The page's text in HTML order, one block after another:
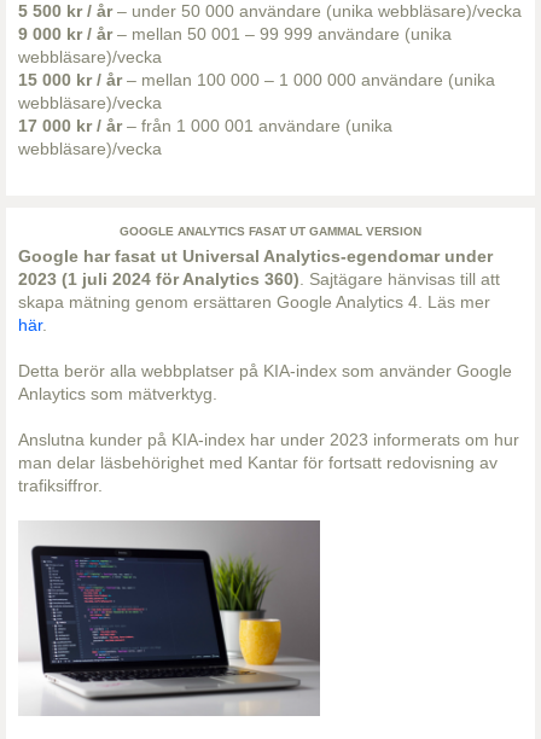
5 500 kr / år– under 50 000 användare (unika webbläsare)/vecka
9 000 kr / år– mellan 50 001 – 99 999 användare (unika
webbläsare)/vecka
15 000 kr / år– mellan 100 000 – 1 000 000 användare (unika
webbläsare)/vecka
17 000 kr / år– från 1 000 001 användare (unika
webbläsare)/vecka
GOOGLE ANALYTICS FASAT UT GAMMAL VERSION
Google har fasat ut Universal Analytics-egendomar under
2023 (1 juli 2024 för Analytics 360) . Sajtägare hänvisas till att
skapa mätning genom ersättaren Google Analytics 4. Läs mer
här.
Detta berör alla webbplatser på KIA-index som använder Google
Anlaytics som mätverktyg.
Anslutna kunder på KIA-index har under 2023 informerats om hur
man delar läsbehörighet med Kantar för fortsatt redovisning av
trafiksiffror.